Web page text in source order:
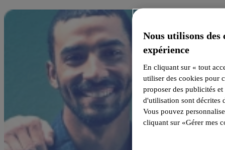
Nous utilisons
expérience
En cliquant sur « tout
utiliser des cookies pour
proposer des publicités
d'utilisation sont décrites
Vous pouvez
cliquant sur «Gérer mes